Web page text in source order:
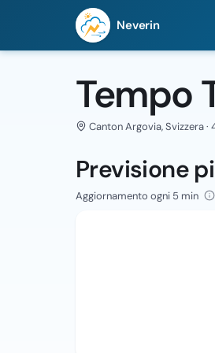
Neverin
Tempo
Canton Argovia, Svizzera ·
Previsione
Aggiornamento ogni 5 min